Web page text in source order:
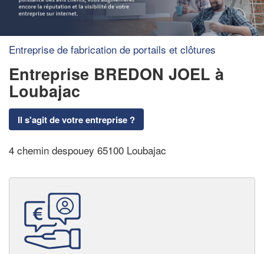
Entreprise de fabrication de portails et clôtures
Entreprise BREDON JOEL à
Loubajac
Il s'agit de votre entreprise ?
4 chemin despouey 65100 Loubajac